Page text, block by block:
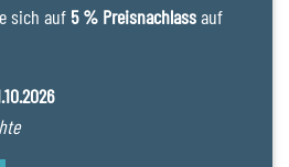
sich auf 5 % Preisnachlassauf